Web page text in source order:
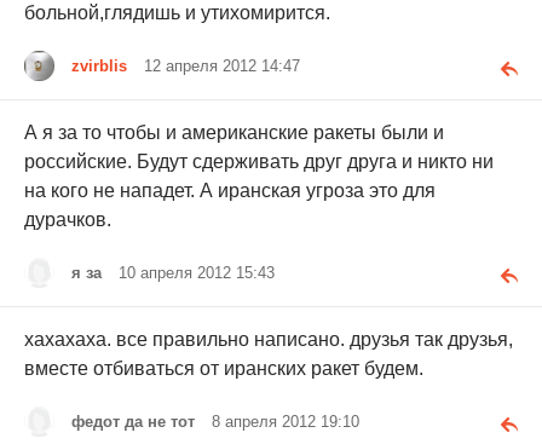
больной,глядишь и утихомирится.
zvirblis 12 апреля 2012 14:47
А я за то чтобы и американские ракеты были и
российские. Будут сдерживать друг друга и никто ни
на кого не нападет. А иранская угроза это для
дурачков.
я за 10 апреля 2012 15:43
хахахаха. все правильно написано. друзья так друзья,
вместе отбиваться от иранских ракет будем.
федот да не тот 8 апреля 2012 19:10